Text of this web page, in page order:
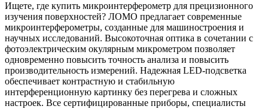
Ищете, где купить микроинтерферометр для прецизионного
изучения поверхностей? ЛОМО предлагает современные
микроинтерферометры, созданные для машиностроения и
научных исследований. Высокоточная оптика в сочетании с
фотоэлектрическим окулярным микрометром позволяет
одновременно повысить точность анализа и повысить
производительность измерений. Надежная LED-подсветка
обеспечивает контрастную и стабильную
интерференционную картинку без перегрева и сложных
настроек. Все сертифицированные приборы, специалисты